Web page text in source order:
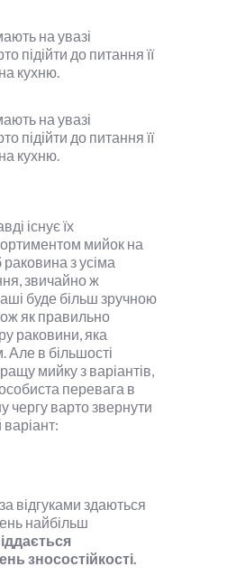
на увазі
підійти до питання її
кухню.
на увазі
підійти до питання її
кухню.
існує їх
мийок на
з усіма
звичайно ж
буде більш зручною
як правильно
раковини, яка
Але в більшості
мийку з варіантів,
перевага в
чергу варто звернути
відгуками здаються
найбільш
зносостійкості.